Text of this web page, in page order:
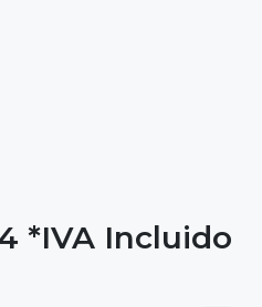
*IVA Incluido